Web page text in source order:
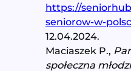
https://
seniorow-w-
12.04.2024.
Maciaszek P.,
społeczna